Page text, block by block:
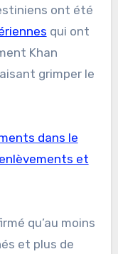
ont été
qui ont
Khan
grimper le
dans le
et
qu’au moins
et plus de